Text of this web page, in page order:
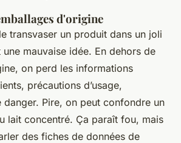
d'origine
transvaser un produit dans un joli
une mauvaise idée. En dehors de
on perd les informations
précautions d’usage,
danger. Pire, on peut confondre un
lait concentré. Ça paraît fou, mais
des fiches de données de